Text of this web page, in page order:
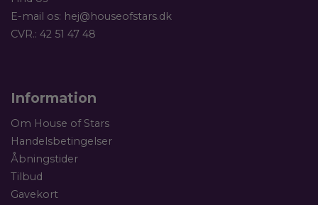
E-mail os: hej@houseofstars.dk
CVR.: 42 51 47 48
Information
Om House of Stars
Handelsbetingelser
Åbningstider
Tilbud
Gavekort